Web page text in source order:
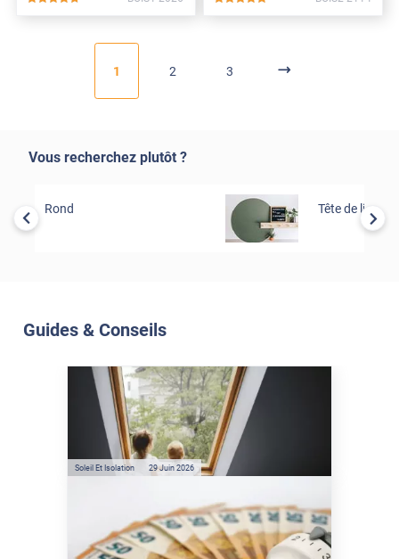
1 2 3
Vous recherchez plutôt ?
Rond Tête de lit
Guides & Conseils
Véranda et Velux : Comment
bloquer jusqu'à 80% de
l'énergie solaire sans
climatisation ?
Soleil Et Isolation 29 Juin 2026
Film anti-chaleur : quelles
sont les économies d’énergie
réelles ?